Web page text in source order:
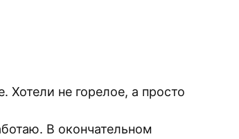
Хотели не горелое, а просто
В окончательном